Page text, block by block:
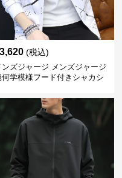
(税込)
ンズジャージ メンズジャージ
何学模様フード付きシャカシ